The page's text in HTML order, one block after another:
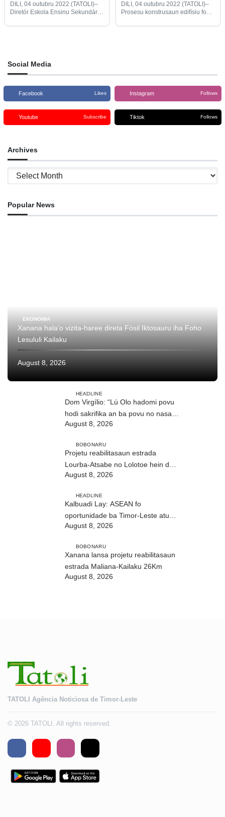
aumenta profesór
DILI, 04 outubru 2022 (TATOLI)–
Diretór Eskola Ensinu Sekundáriu
Adelino Nicolau Ornai, haruka
$355.629,46
DILI, 04 outubru 2022 (TATOLI)–
Prosesu konstrusaun edifísiu foun
Sekundáriu Jerál (ESJ) 05 maiu
Social Media
Facebook Likes Instagram Follows
Youtube Subscribe Tiktok Follows
Archives
Archives
Popular News
EKONOMIA
Xanana hala’o vizita-haree direta Fósil Iktosauru iha Foho
Lesululi Kailaku
August 8, 2026
HEADLINE
Dom Virgílio: “Lú Olo hadomi povu
hodi sakrifika an ba povu no nasaun
ho fuan”
August 8, 2026
BOBONARU
Projetu reabilitasaun estrada
Lourba-Atsabe no Lolotoe hein de’it
vistu tribunál
August 8, 2026
HEADLINE
Kalbuadi Lay: ASEAN fo
oportunidade ba Timor-Leste atu
aselera transformasaun ekonómika
August 8, 2026
BOBONARU
Xanana lansa projetu reabilitasaun
estrada Maliana-Kailaku 26Km
August 8, 2026
TATOLI Agência Noticiosa de Timor-Leste
© 2026 TATOLI. All rights reserved.